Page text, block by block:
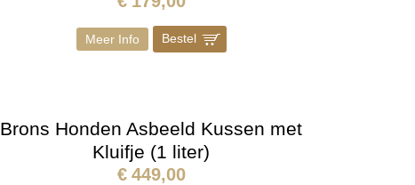
Meer Info Bestel ]
Brons Honden Asbeeld Kussen met
Kluifje (1 liter)
€ 449,00